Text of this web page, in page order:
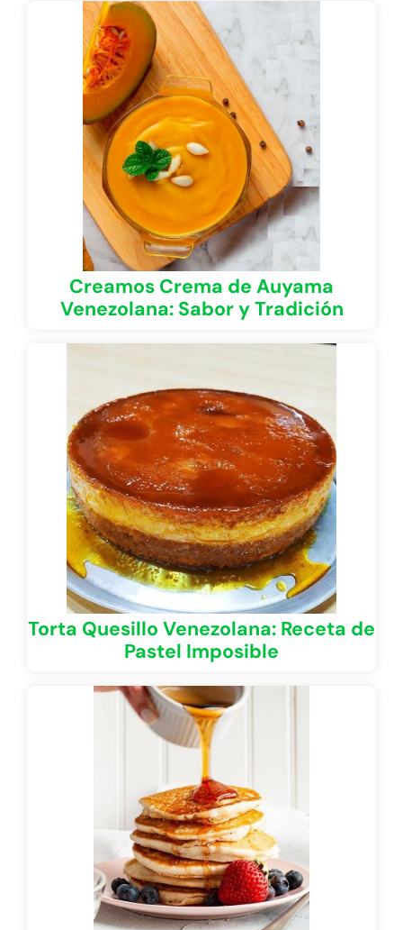
Creamos Crema de Auyama
Venezolana: Sabor y Tradición
Torta Quesillo Venezolana: Receta de
Pastel Imposible